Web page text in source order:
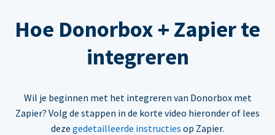
Hoe Donorbox + Zapier te
integreren
Wil je beginnen met het integreren van Donorbox met
Zapier? Volg de stappen in de korte video hieronder of lees
deze gedetailleerde instructies op Zapier.